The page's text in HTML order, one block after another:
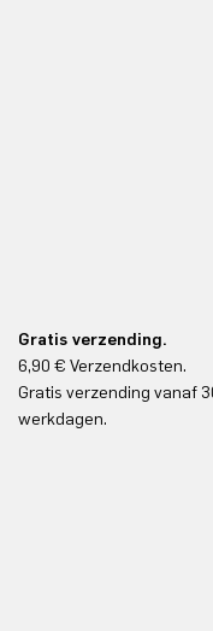
Gratis verzending.
6,90 € Verzendkosten.
Gratis verzending vanaf
werkdagen.